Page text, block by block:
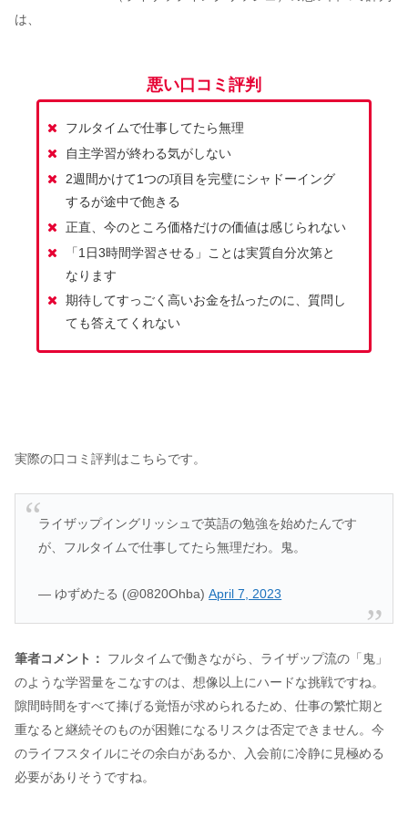
は、
悪い口コミ評判
フルタイムで仕事してたら無理
自主学習が終わる気がしない
2週間かけて1つの項目を完璧にシャドーイング
するが途中で飽きる
正直、今のところ価格だけの価値は感じられない
「1日3時間学習させる」ことは実質自分次第と
なります
期待してすっごく高いお金を払ったのに、質問し
ても答えてくれない
実際の口コミ評判はこちらです。
ライザップイングリッシュで英語の勉強を始めたんです
が、フルタイムで仕事してたら無理だわ。鬼。
— ゆずめたる (@0820Ohba)April 7, 2023
筆者コメント：
フルタイムで働きながら、ライザップ流の「鬼」
のような学習量をこなすのは、想像以上にハードな挑戦ですね。
隙間時間をすべて捧げる覚悟が求められるため、仕事の繁忙期と
重なると継続そのものが困難になるリスクは否定できません。今
のライフスタイルにその余白があるか、入会前に冷静に見極める
必要がありそうですね。